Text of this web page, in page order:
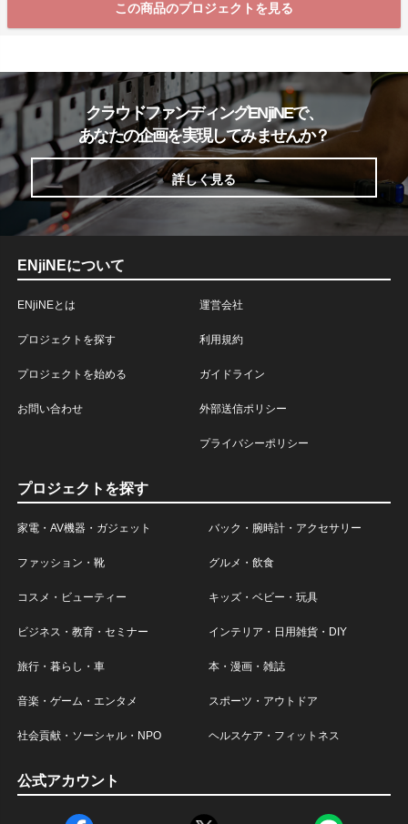
この商品のプロジェクトを見る
クラウドファンディングENjiNEで、
あなたの企画を実現してみませんか？
詳しく見る
ENjiNEについて
ENjiNEとは
プロジェクトを探す
プロジェクトを始める
お問い合わせ
運営会社
利用規約
ガイドライン
外部送信ポリシー
プライバシーポリシー
プロジェクトを探す
家電・AV機器・ガジェット バック・腕時計・アクセサリー
ファッション・靴 グルメ・飲食
コスメ・ビューティー キッズ・ベビー・玩具
ビジネス・教育・セミナー インテリア・日用雑貨・DIY
旅行・暮らし・車 本・漫画・雑誌
音楽・ゲーム・エンタメ スポーツ・アウトドア
社会貢献・ソーシャル・NPO ヘルスケア・フィットネス
公式アカウント